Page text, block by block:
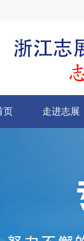
页 走进志展